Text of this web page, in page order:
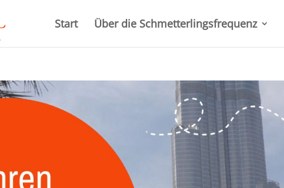
Start Über die Schmetterlingsfrequenz